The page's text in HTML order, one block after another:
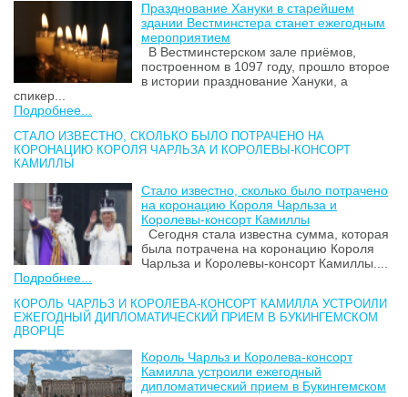
Празднование Хануки в старейшем
здании Вестминстера станет ежегодным
мероприятием
В Вестминстерском зале приёмов,
построенном в 1097 году, прошло второе
в истории празднование Хануки, а
спикер...
Подробнее...
СТАЛО ИЗВЕСТНО, СКОЛЬКО БЫЛО ПОТРАЧЕНО НА
КОРОНАЦИЮ КОРОЛЯ ЧАРЛЬЗА И КОРОЛЕВЫ-КОНСОРТ
КАМИЛЛЫ
Стало известно, сколько было потрачено
на коронацию Короля Чарльза и
Королевы-консорт Камиллы
Сегодня стала известна сумма, которая
была потрачена на коронацию Короля
Чарльза и Королевы-консорт Камиллы....
Подробнее...
КОРОЛЬ ЧАРЛЬЗ И КОРОЛЕВА-КОНСОРТ КАМИЛЛА УСТРОИЛИ
ЕЖЕГОДНЫЙ ДИПЛОМАТИЧЕСКИЙ ПРИЕМ В БУКИНГЕМСКОМ
ДВОРЦЕ
Король Чарльз и Королева-консорт
Камилла устроили ежегодный
дипломатический прием в Букингемском